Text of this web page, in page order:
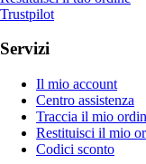
Trustpilot
Servizi
Il mio account
Centro assistenza
Traccia il mio
Restituisci il mio
Codici sconto